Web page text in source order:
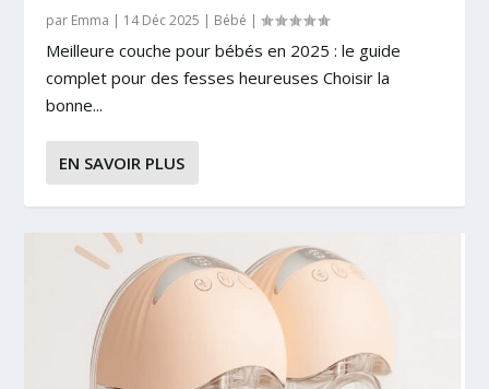
par Emma | 14 Déc 2025 | Bébé |
Meilleure couche pour bébés en 2025 : le guide
complet pour des fesses heureuses Choisir la
bonne...
EN SAVOIR PLUS